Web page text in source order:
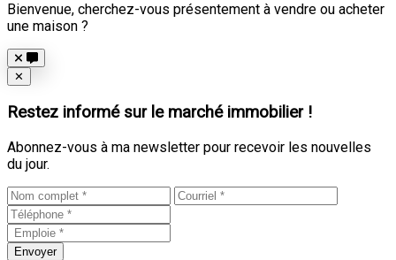
Bienvenue, cherchez-vous présentement à vendre ou acheter
une maison ?
Close
✕
Restez informé sur le marché immobilier !
Abonnez-vous à ma newsletter pour recevoir les nouvelles
du jour.
Envoyer